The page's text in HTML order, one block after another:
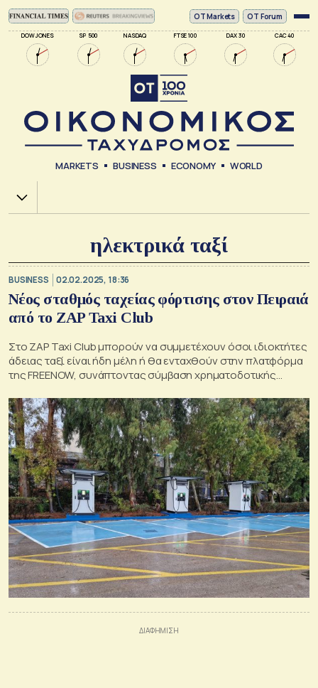
DOW JONES SP 500 NASDAQ FTSE 100 DAX 30 CAC 40
ΟΤ Markets OT Forum
MARKETS BUSINESS ECONOMY WORLD
Χ.Α.
ηλεκτρικά ταξί
BUSINESS 02.02.2025, 18:36
Νέος σταθμός ταχείας φόρτισης στον Πειραιά
από το ZAP Taxi Club
Στο ZAP Taxi Club μπορούν να συμμετέχουν όσοι ιδιοκτήτες
άδειας ταξί είναι ήδη μέλη ή θα ενταχθούν στην πλατφόρμα
της FREENOW, συνάπτοντας σύμβαση χρηματοδοτικής